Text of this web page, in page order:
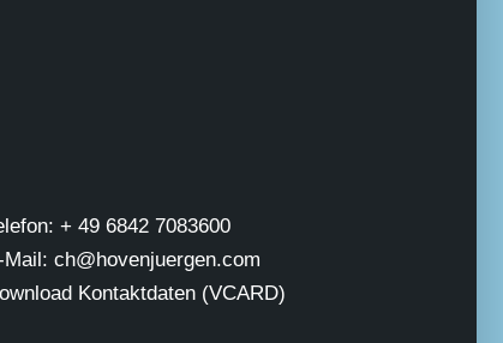
+ 49 6842 7083600
Mail: ch@hovenjuergen.com
Kontaktdaten (VCARD)